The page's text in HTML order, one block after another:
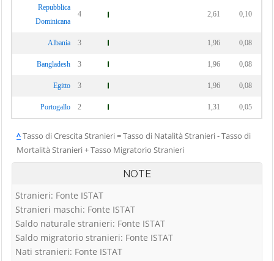
Repubblica
Dominicana
4 2,61 0,10
Albania 3 1,96 0,08
Bangladesh 3 1,96 0,08
Egitto 3 1,96 0,08
Portogallo 2 1,31 0,05
^Tasso di Crescita Stranieri = Tasso di Natalità Stranieri - Tasso di
Mortalità Stranieri + Tasso Migratorio Stranieri
NOTE
Stranieri: Fonte ISTAT
Stranieri maschi: Fonte ISTAT
Saldo naturale stranieri: Fonte ISTAT
Saldo migratorio stranieri: Fonte ISTAT
Nati stranieri: Fonte ISTAT